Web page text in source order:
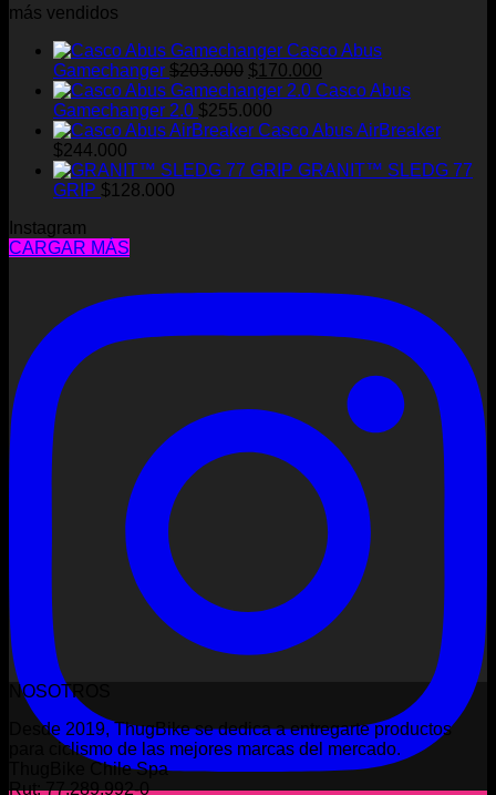
más vendidos
Casco Abus
Gamechanger $203.000 El
precio
original
era:
$170.000
precio
es:
Casco Abus
Gamechanger 2.0 $255.000
Casco Abus AirBreaker
$244.000
GRANIT™ SLEDG 77
GRIP $128.000
Instagram
CARGAR MÁS
NOSOTROS
Desde 2019, ThugBike se dedica a entregarte productos
para ciclismo de las mejores marcas del mercado.
ThugBike Chile Spa
Rut: 77.289.992-0